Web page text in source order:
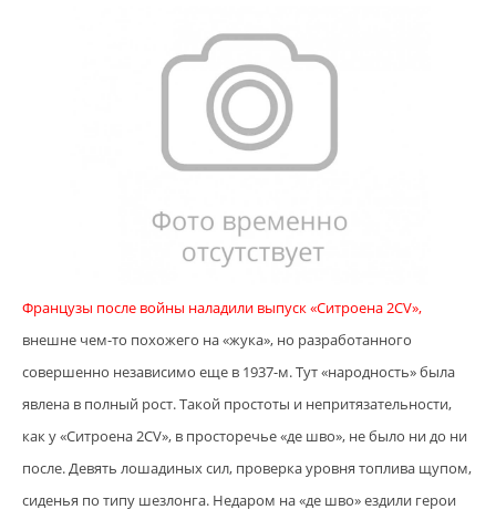
Французы после войны наладили выпуск «Ситроена 2CV»,
внешне чем-то похожего на «жука», но разработанного
совершенно независимо еще в 1937-м. Тут «народность» была
явлена в полный рост. Такой простоты и непритязательности,
как у «Ситроена 2CV», в просторечье «де шво», не было ни до ни
после. Девять лошадиных сил, проверка уровня топлива щупом,
сиденья по типу шезлонга. Недаром на «де шво» ездили герои